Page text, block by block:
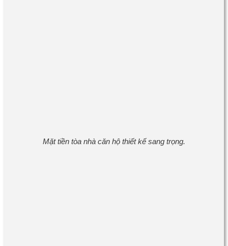
Mặt tiền tòa nhà căn hộ thiết kế sang trọng.